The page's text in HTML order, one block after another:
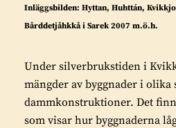
Inläggsbilden: Hyttan, Huhttán,
Bårddetjåhkkå i Sarek 2007 m.ö.h.
Under silverbrukstiden i
mängder av byggnader i olika
dammkonstruktioner. Det
som visar hur byggnaderna